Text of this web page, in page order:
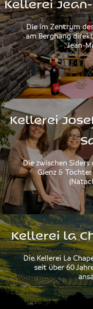
Kellerei
Die im Zentrum
am Berghang
Jean-
Kellerei
Die zwischen Siders
Glenz &
Kellerei la
Die Kellerei La
seit über 60